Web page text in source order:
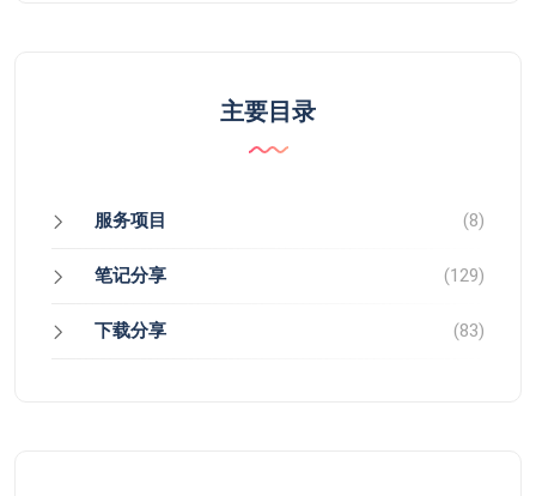
主要目录
服务项目 (8)
笔记分享 (129)
下载分享 (83)